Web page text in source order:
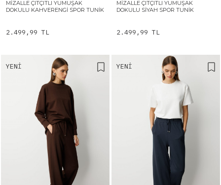
MIZALLE ÇITÇITLI YUMUŞAK
DOKULU KAHVERENGI SPOR TUNIK
2.499,99 TL
MIZALLE ÇITÇITLI YUMUŞAK
DOKULU SIYAH SPOR TUNIK
2.499,99 TL
YENI YENI